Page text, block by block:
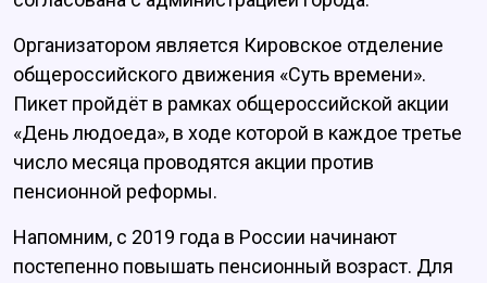
Организатором является Кировское отделение
общероссийского движения «Суть времени».
Пикет пройдёт в рамках общероссийской акции
«День людоеда», в ходе которой в каждое третье
число месяца проводятся акции против
пенсионной реформы.
Напомним, с 2019 года в России начинают
постепенно повышать пенсионный возраст. Для